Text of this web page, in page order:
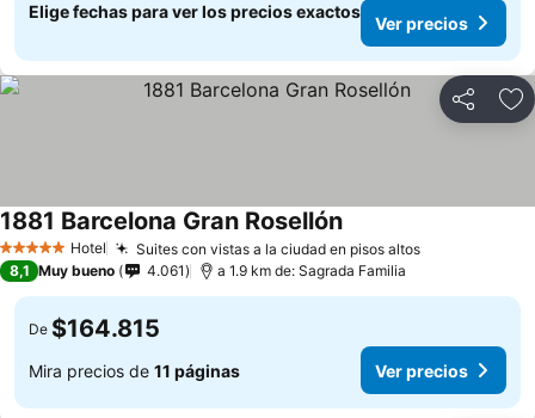
Elige fechas para ver los precios exactos
Ver precios
Compartir
5 Estrellas Hotel Suites con vistas a la ciudad en pisos altosVer precios
1881 Barcelona Gran RosellónVer precios
8,1 Muy bueno 4.061 a 1.9 km de: Sagrada Familia
De $164.815
Mira precios de 11 páginas Ver precios